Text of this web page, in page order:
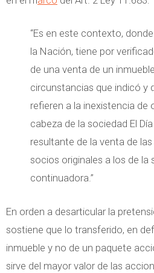
“Es en este contexto,
la Nación, tiene por
de una venta de un
circunstancias que indicó y
refieren a la inexistencia de
cabeza de la sociedad El
resultante de la venta de
socios originales a los de la
continuadora.”
En orden a desarticular la
sostiene que lo transferido, en
inmueble y no de un paquete
sirve del mayor valor de las